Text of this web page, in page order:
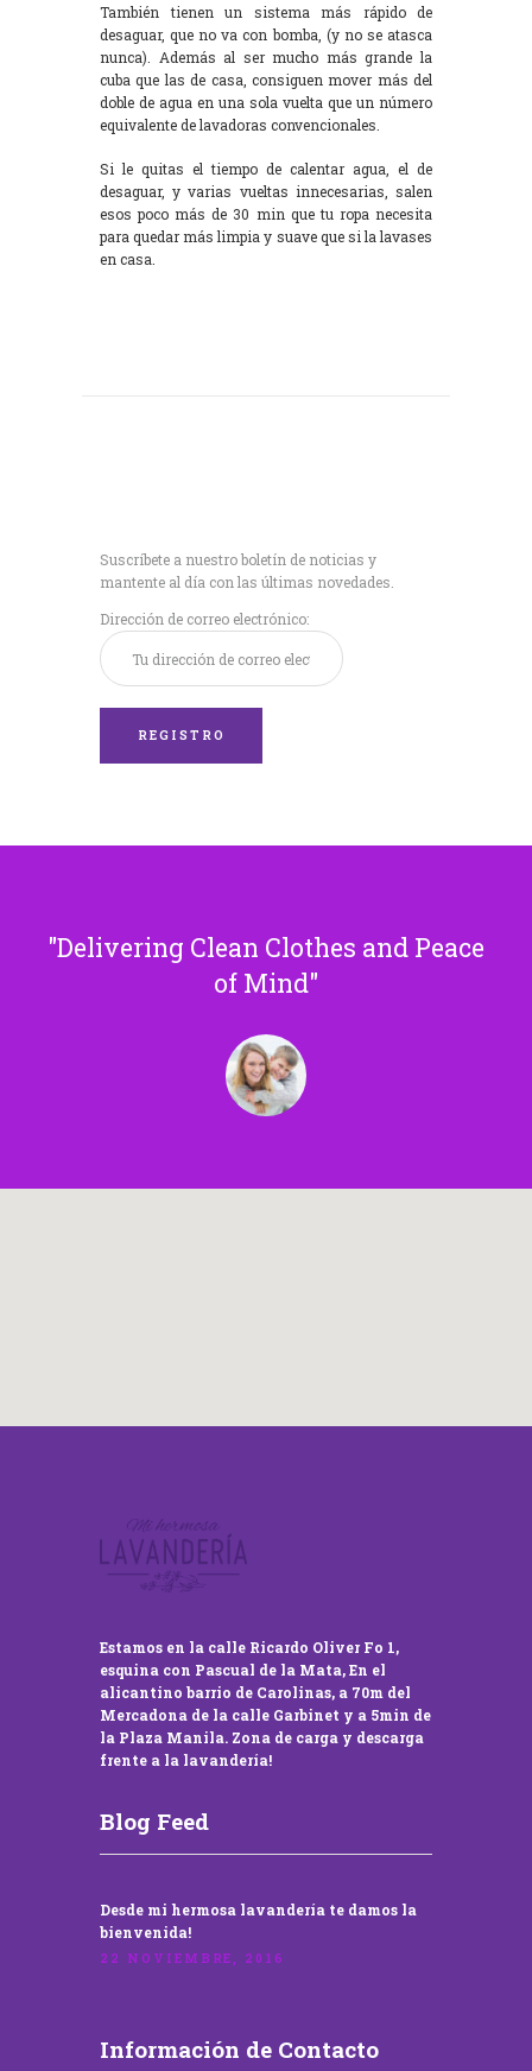
También tienen un sistema más rápido de
desaguar, que no va con bomba, (y no se atasca
nunca). Además al ser mucho más grande la
cuba que las de casa, consiguen mover más del
doble de agua en una sola vuelta que un número
equivalente de lavadoras convencionales.
Si le quitas el tiempo de calentar agua, el de
desaguar, y varias vueltas innecesarias, salen
esos poco más de 30 min que tu ropa necesita
para quedar más limpia y suave que si la lavases
en casa.
Suscríbete a nuestro boletín de noticias y
mantente al día con las últimas novedades.
Dirección de correo electrónico:
Delivering Clean Clothes and Peace
of Mind
Estamos en la calle Ricardo Oliver Fo 1,
esquina con Pascual de la Mata, En el
alicantino barrio de Carolinas, a 70m del
Mercadona de la calle Garbinet y a 5min de
la Plaza Manila. Zona de carga y descarga
frente a la lavandería!
Blog Feed
Desde mi hermosa lavandería te damos la
bienvenida!
22 NOVIEMBRE, 2016
Información de Contacto